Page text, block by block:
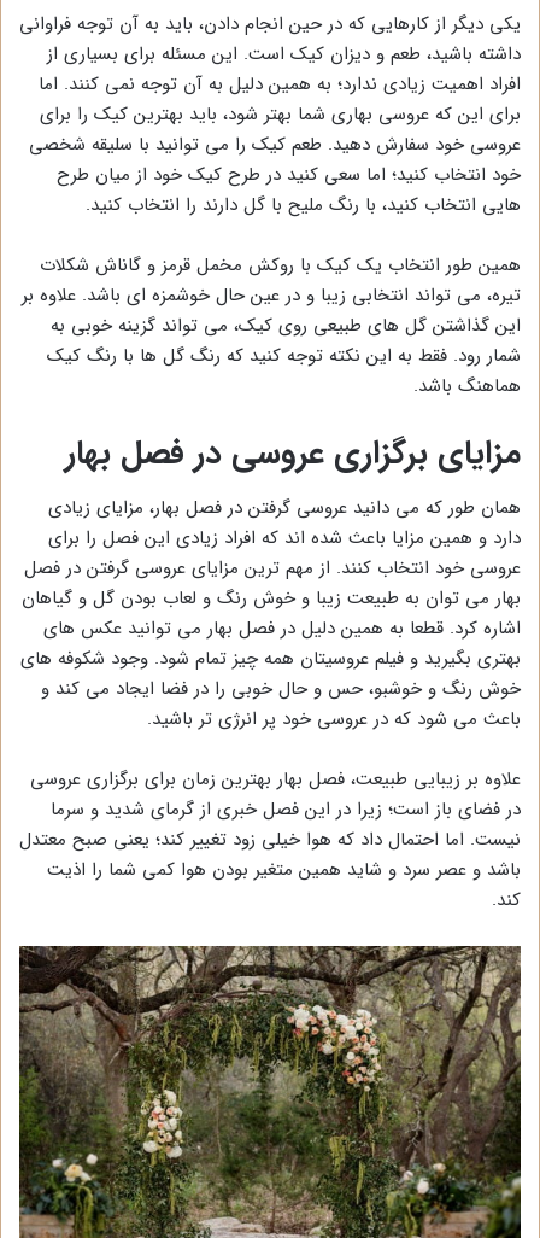
یکی دیگر از کارهایی که در حین انجام دادن، باید به آن توجه فراوانی
داشته باشید، طعم و دیزان کیک است. این مسئله برای بسیاری از
افراد اهمیت زیادی ندارد؛ به همین دلیل به آن توجه نمی کنند. اما
برای این که عروسی بهاری شما بهتر شود، باید بهترین کیک را برای
عروسی خود سفارش دهید. طعم کیک را می توانید با سلیقه شخصی
خود انتخاب کنید؛ اما سعی کنید در طرح کیک خود از میان طرح
هایی انتخاب کنید، با رنگ ملیح با گل دارند را انتخاب کنید.
همین طور انتخاب یک کیک با روکش مخمل قرمز و گاناش شکلات
تیره، می تواند انتخابی زیبا و در عین حال خوشمزه ای باشد. علاوه بر
این گذاشتن گل های طبیعی روی کیک، می تواند گزینه خوبی به
شمار رود. فقط به این نکته توجه کنید که رنگ گل ها با رنگ کیک
هماهنگ باشد.
مزایای برگزاری عروسی در فصل بهار
همان طور که می دانید عروسی گرفتن در فصل بهار، مزایای زیادی
دارد و همین مزایا باعث شده اند که افراد زیادی این فصل را برای
عروسی خود انتخاب کنند. از مهم ترین مزایای عروسی گرفتن در فصل
بهار می توان به طبیعت زیبا و خوش رنگ و لعاب بودن گل و گیاهان
اشاره کرد. قطعا به همین دلیل در فصل بهار می توانید عکس های
بهتری بگیرید و فیلم عروسیتان همه چیز تمام شود. وجود شکوفه های
خوش رنگ و خوشبو، حس و حال خوبی را در فضا ایجاد می کند و
باعث می شود که در عروسی خود پر انرژی تر باشید.
علاوه بر زیبایی طبیعت، فصل بهار بهترین زمان برای برگزاری عروسی
در فضای باز است؛ زیرا در این فصل خبری از گرمای شدید و سرما
نیست. اما احتمال داد که هوا خیلی زود تغییر کند؛ یعنی صبح معتدل
باشد و عصر سرد و شاید همین متغیر بودن هوا کمی شما را اذیت
کند.